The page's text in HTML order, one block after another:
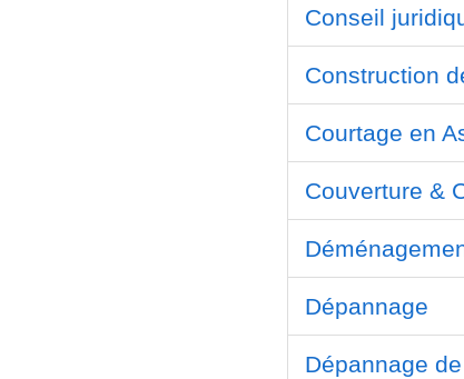
Conseil
Construction
Courtage en
Couverture &
Dépannage
Dépannage